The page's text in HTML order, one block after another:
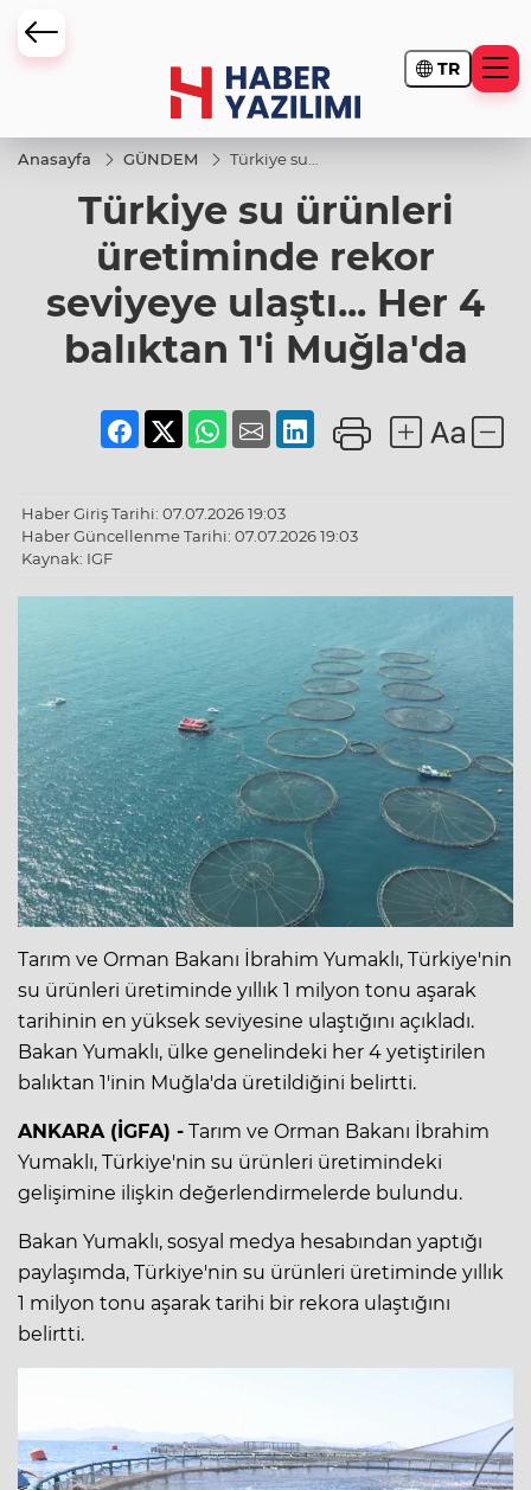
TR
Anasayfa GÜNDEM
Türkiye su
üretiminde
rekor
ulaştı... Her
4 balıktan
1'i
Muğla'da
Türkiye su ürünleri
üretiminde rekor
seviyeye ulaştı... Her 4
balıktan 1'i Muğla'da
Haber Giriş Tarihi: 07.07.2026 19:03
Haber Güncellenme Tarihi: 07.07.2026 19:03
Kaynak: IGF
Tarım ve Orman Bakanı İbrahim Yumaklı, Türkiye'nin
su ürünleri üretiminde yıllık 1 milyon tonu aşarak
tarihinin en yüksek seviyesine ulaştığını açıkladı.
Bakan Yumaklı, ülke genelindeki her 4 yetiştirilen
balıktan 1'inin Muğla'da üretildiğini belirtti.
ANKARA (İGFA) - Tarım ve Orman Bakanı İbrahim
Yumaklı, Türkiye'nin su ürünleri üretimindeki
gelişimine ilişkin değerlendirmelerde bulundu.
Bakan Yumaklı, sosyal medya hesabından yaptığı
paylaşımda, Türkiye'nin su ürünleri üretiminde yıllık
1 milyon tonu aşarak tarihi bir rekora ulaştığını
belirtti.